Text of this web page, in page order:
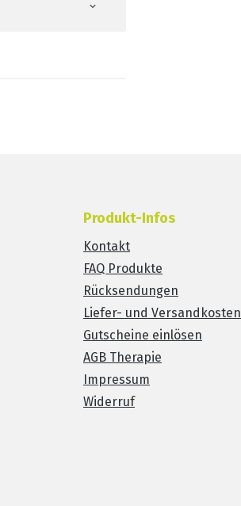
Produkt-Infos
Kontakt
FAQ Produkte
Rücksendungen
Liefer- und Versandkosten
Gutscheine einlösen
AGB Therapie
Impressum
Widerruf